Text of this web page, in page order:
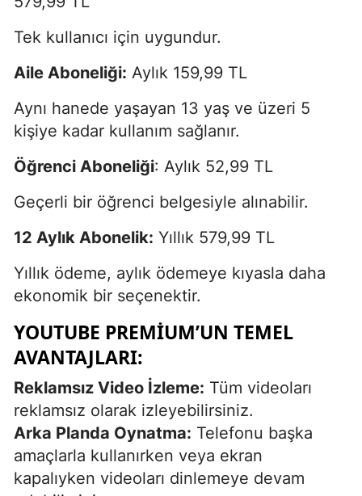
Tek kullanıcı için uygundur.
Aile Aboneliği: Aylık 159,99 TL
Aynı hanede yaşayan 13 yaş ve üzeri 5
kişiye kadar kullanım sağlanır.
Öğrenci Aboneliği: Aylık 52,99 TL
Geçerli bir öğrenci belgesiyle alınabilir.
12 Aylık Abonelik: Yıllık 579,99 TL
Yıllık ödeme, aylık ödemeye kıyasla daha
ekonomik bir seçenektir.
YOUTUBE PREMIUM’UN TEMEL
AVANTAJLARI:
Reklamsız Video İzleme: Tüm videoları
reklamsız olarak izleyebilirsiniz.
Arka Planda Oynatma: Telefonu başka
amaçlarla kullanırken veya ekran
kapalıyken videoları dinlemeye devam